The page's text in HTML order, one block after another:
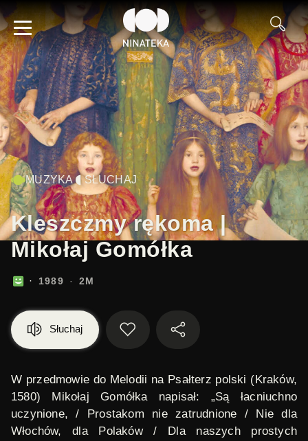
MUZYKA SŁUCHAJ
Kleszczmy rękoma |
Mikołaj Gomółka
1989 2M
Słuchaj
W przedmowie do Melodii na Psałterz polski (Kraków,
1580) Mikołaj Gomółka napisał: „Są łacniuchno
uczynione, / Prostakom nie zatrudnione / Nie dla
Włochów, dla Polaków / Dla naszych prostych